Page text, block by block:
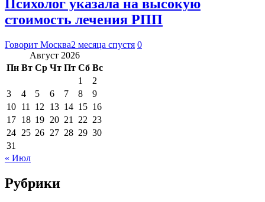
Психолог указала на высокую
стоимость лечения РПП
Говорит Москва2 месяца спустя 0
Август 2026
Пн Вт Ср Чт Пт Сб Вс
1
2
3
4 5 6 7 8
9
10 11 12 13 14 15 16
17 18 19 20 21 22 23
24 25 26 27 28 29 30
31
« Июл
Рубрики